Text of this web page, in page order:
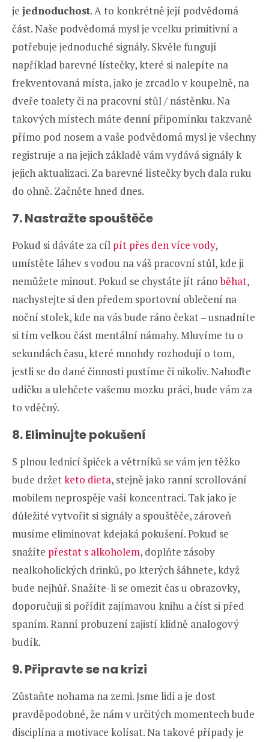
je jednoduchost. A to konkrétně její podvědomá
část. Naše podvědomá mysl je vcelku primitivní a
potřebuje jednoduché signály. Skvěle fungují
například barevné lístečky, které si nalepíte na
frekventovaná místa, jako je zrcadlo v koupelně, na
dveře toalety či na pracovní stůl / nástěnku. Na
takových místech máte denní připomínku takzvaně
přímo pod nosem a vaše podvědomá mysl je všechny
registruje a na jejich základě vám vydává signály k
jejich aktualizaci. Za barevné lístečky bych dala ruku
do ohně. Začněte hned dnes.
7. Nastražte spouštěče
Pokud si dáváte za cíl pít přes den více vody,
umístěte láhev s vodou na váš pracovní stůl, kde ji
nemůžete minout. Pokud se chystáte jít ránoběhat,
nachystejte si den předem sportovní oblečení na
noční stolek, kde na vás bude ráno čekat – usnadníte
si tím velkou část mentální námahy. Mluvíme tu o
sekundách času, které mnohdy rozhodují o tom,
jestli se do dané činnosti pustíme či nikoliv. Nahoďte
udičku a ulehčete vašemu mozku práci, bude vám za
to vděčný.
8. Eliminujte pokušení
S plnou lednicí špiček a větrníků se vám jen těžko
bude držetketo dieta, stejně jako ranní scrollování
mobilem neprospěje vaší koncentraci. Tak jako je
důležité vytvořit si signály a spouštěče, zároveň
musíme eliminovat kdejaká pokušení. Pokud se
snažíte přestat s alkoholem, doplňte zásoby
nealkoholických drinků, po kterých šáhnete, když
bude nejhůř. Snažíte-li se omezit čas u obrazovky,
doporučuji si pořídit zajímavou knihu a číst si před
spaním. Ranní probuzení zajistí klidně analogový
budík.
9. Připravte se na krizi
Zůstaňte nohama na zemi. Jsme lidi a je dost
pravděpodobné, že nám v určitých momentech bude
disciplína a motivace kolísat. Na takové případy je